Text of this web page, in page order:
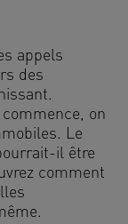
appels
des
on
Le
il être
comment